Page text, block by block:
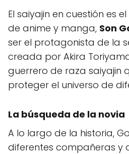
El saiyajin en cuestión es
de anime y manga, Son
ser el protagonista de la
creada por Akira
guerrero de raza saiyajin
proteger el universo de
La búsqueda de la novia
A lo largo de la historia,
diferentes compañeras y